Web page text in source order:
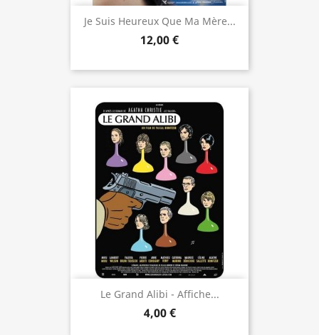
Je Suis Heureux Que Ma Mère...
12,00 €
Le Grand Alibi - Affiche...
4,00 €